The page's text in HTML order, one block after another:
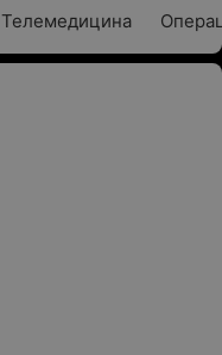
Телемедицина